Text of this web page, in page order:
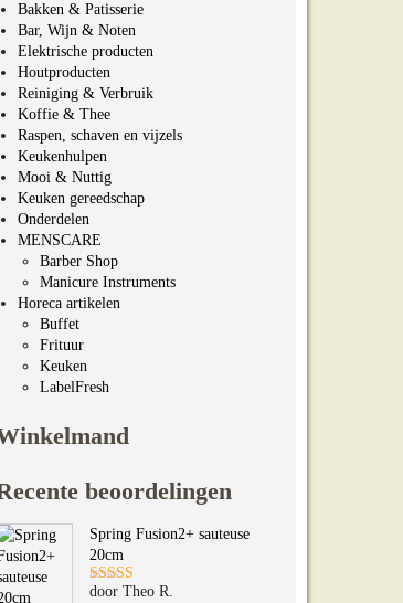
Bakken & Patisserie
Bar, Wijn & Noten
Elektrische producten
Houtproducten
Reiniging & Verbruik
Koffie & Thee
Raspen, schaven en vijzels
Keukenhulpen
Mooi & Nuttig
Keuken gereedschap
Onderdelen
MENSCARE
Barber Shop
Manicure Instruments
Horeca artikelen
Buffet
Frituur
Keuken
LabelFresh
beoordelingen
Spring Fusion2+ sauteuse
20cm
Gewaardeerd
door Theo R.